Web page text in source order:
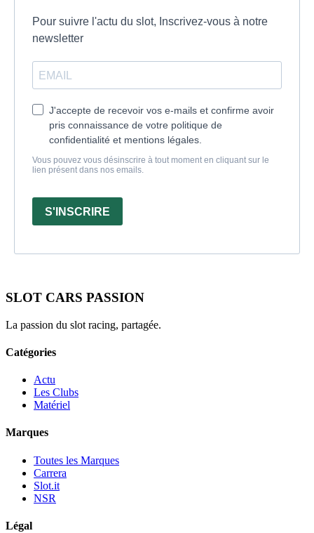
Pour suivre l'actu du slot, Inscrivez-vous à notre
newsletter
J'accepte de recevoir vos e-mails et confirme avoir
pris connaissance de votre politique de
confidentialité et mentions légales.
Vous pouvez vous désinscrire à tout moment en cliquant sur le
lien présent dans nos emails.
S'INSCRIRE
SLOT CARS PASSION
La passion du slot racing, partagée.
Catégories
Actu
Les Clubs
Matériel
Marques
Toutes les Marques
Carrera
Slot.it
NSR
Légal